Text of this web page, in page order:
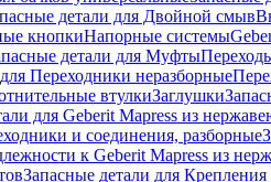
детали для Двойной смыв
кнопкиНапорные системы
детали для Муфты
Переходники неразборные
втулкиЗаглушки
для Geberit Mapress из
и соединения, разборные
к Geberit Mapress из
Запасные детали для